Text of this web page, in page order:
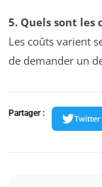
5. Quels sont les
Les coûts varient
de demander un
Partager :
Twitter